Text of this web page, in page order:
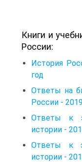
Книги и
России:
История
год
Ответы на
России -
Ответы к
истории -
Ответы к
истории -